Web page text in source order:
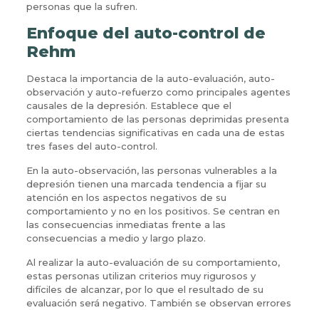
personas que la sufren.
Enfoque del auto-control de
Rehm
Destaca la importancia de la auto-evaluación, auto-
observación y auto-refuerzo como principales agentes
causales de la depresión. Establece que el
comportamiento de las personas deprimidas presenta
ciertas tendencias significativas en cada una de estas
tres fases del auto-control.
En la auto-observación, las personas vulnerables a la
depresión tienen una marcada tendencia a fijar su
atención en los aspectos negativos de su
comportamiento y no en los positivos. Se centran en
las consecuencias inmediatas frente a las
consecuencias a medio y largo plazo.
Al realizar la auto-evaluación de su comportamiento,
estas personas utilizan criterios muy rigurosos y
difíciles de alcanzar, por lo que el resultado de su
evaluación será negativo. También se observan errores